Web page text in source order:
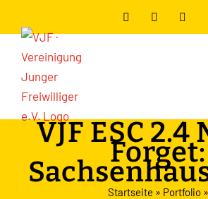
Inhalt
FacebookInstagram
VJF ESC 2.4
Forget:
Startseite » Portfolio»